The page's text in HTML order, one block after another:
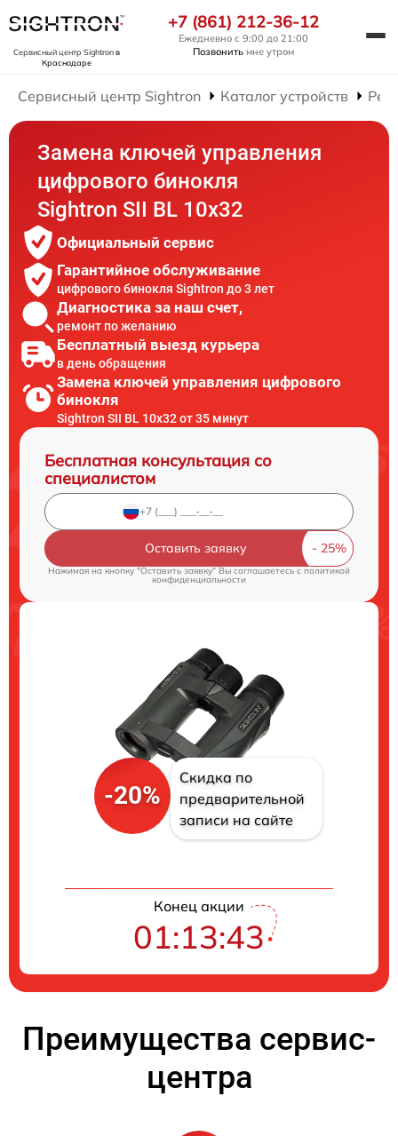
Сервисный центр Sightronв
Краснодаре
+7 (861) 212-36-12
Ежедневно с 9:00 до 21:00
Позвонить мне утром
Сервисный центр Sightron Каталог устройств
Замена ключей управления
цифрового бинокля
Sightron SII BL 10x32
Официальный сервис
Гарантийное обслуживание
цифрового бинокля Sightron до 3 лет
Диагностика за наш счет,
ремонт по желанию
Бесплатный выезд курьера
в день обращения
Замена ключей управления цифрового
бинокля
Sightron SII BL 10x32 от 35 минут
Бесплатная консультация со
специалистом
Оставить заявку
Нажимая на кнопку "Оставить заявку" Вы соглашаетесь cполитикой
конфиденциальности
-20%
Скидка по
предварительной
записи на сайте
Конец акции
01:13:43
Преимущества сервис-
центра